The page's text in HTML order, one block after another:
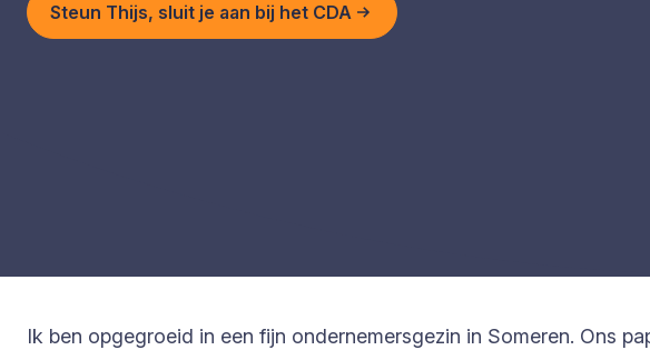
Steun Thijs, sluit je aan bij het CDA
Ik ben opgegroeid in een fijn ondernemersgezin in Someren. Ons